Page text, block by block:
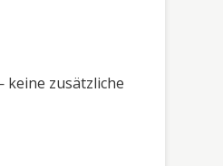
zusätzliche